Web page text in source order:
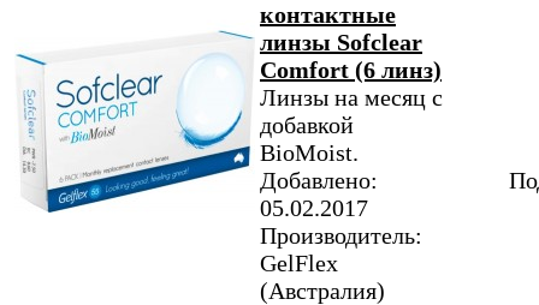
контактные
линзы Sofclear
Comfort (6 линз)
Линзы на месяц с
добавкой
BioMoist.
Добавлено:
05.02.2017
Производитель:
GelFlex
(Австралия)